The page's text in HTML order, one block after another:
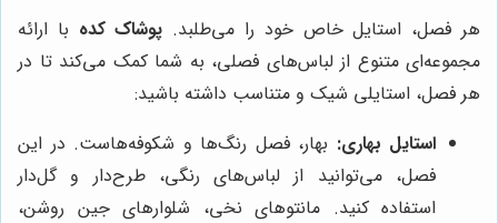
هر فصل، استایل خاص خود را می‌طلبد. پوشاک کده با ارائه
مجموعه‌ای متنوع از لباس‌های فصلی، به شما کمک می‌کند تا در
هر فصل، استایلی شیک و متناسب داشته باشید:
استایل بهاری: بهار، فصل رنگ‌ها و شکوفه‌هاست. در این
فصل، می‌توانید از لباس‌های رنگی، طرح‌دار و گل‌دار
استفاده کنید. مانتوهای نخی، شلوارهای جین روشن،